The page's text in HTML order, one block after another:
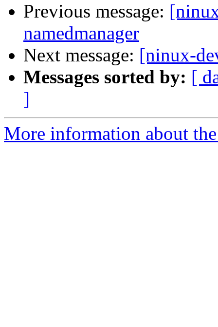
Previous message:
namedmanager
Next message: [ninux-
Messages sorted by: [
]
More information about